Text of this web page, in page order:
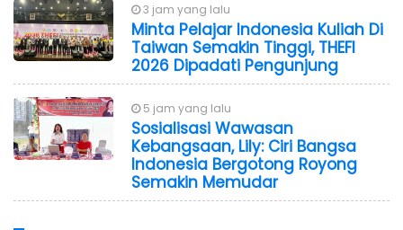
3 jam yang lalu
Minta Pelajar Indonesia Kuliah Di
Taiwan Semakin Tinggi, THEFI
2026 Dipadati Pengunjung
5 jam yang lalu
Sosialisasi Wawasan
Kebangsaan, Lily: Ciri Bangsa
Indonesia Bergotong Royong
Semakin Memudar